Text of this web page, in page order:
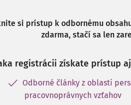
si prístup k odbornému
zdarma, stačí sa len
registrácii získate prístup
Odborné články z oblasti
pracovnoprávnych vzťahov